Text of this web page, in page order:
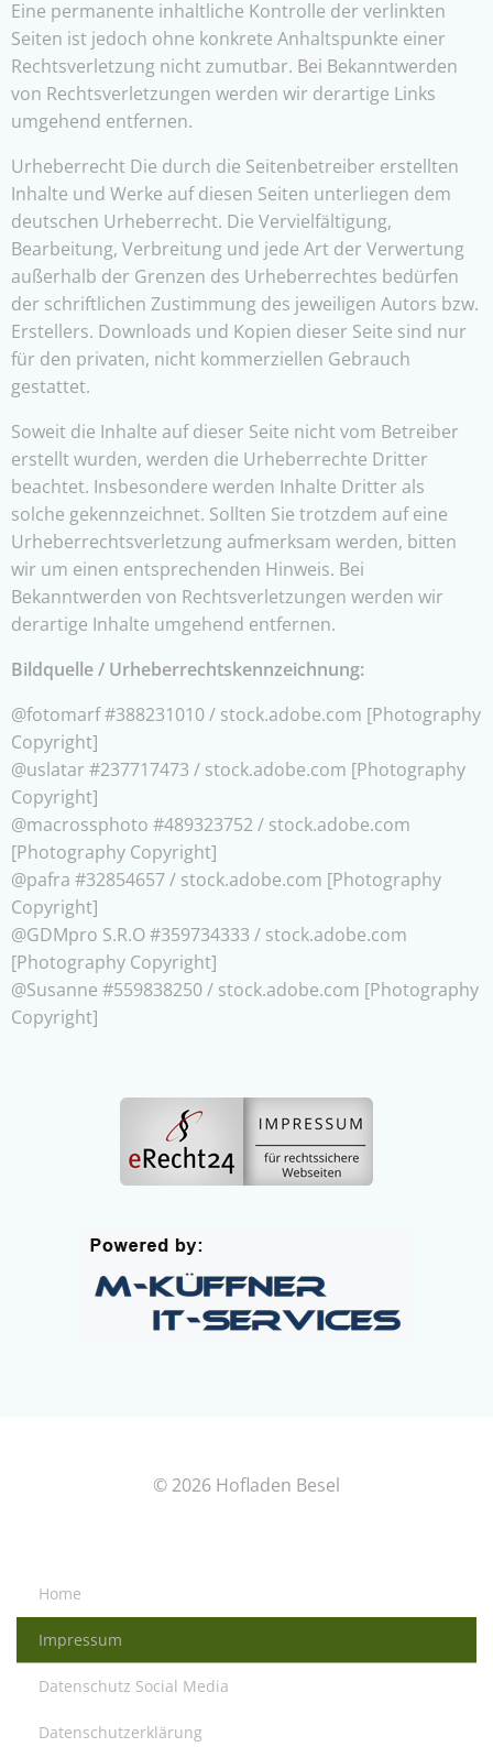
Eine permanente inhaltliche Kontrolle der verlinkten
Seiten ist jedoch ohne konkrete Anhaltspunkte einer
Rechtsverletzung nicht zumutbar. Bei Bekanntwerden
von Rechtsverletzungen werden wir derartige Links
umgehend entfernen.
Urheberrecht Die durch die Seitenbetreiber erstellten
Inhalte und Werke auf diesen Seiten unterliegen dem
deutschen Urheberrecht. Die Vervielfältigung,
Bearbeitung, Verbreitung und jede Art der Verwertung
außerhalb der Grenzen des Urheberrechtes bedürfen
der schriftlichen Zustimmung des jeweiligen Autors bzw.
Erstellers. Downloads und Kopien dieser Seite sind nur
für den privaten, nicht kommerziellen Gebrauch
gestattet.
Soweit die Inhalte auf dieser Seite nicht vom Betreiber
erstellt wurden, werden die Urheberrechte Dritter
beachtet. Insbesondere werden Inhalte Dritter als
solche gekennzeichnet. Sollten Sie trotzdem auf eine
Urheberrechtsverletzung aufmerksam werden, bitten
wir um einen entsprechenden Hinweis. Bei
Bekanntwerden von Rechtsverletzungen werden wir
derartige Inhalte umgehend entfernen.
Bildquelle / Urheberrechtskennzeichnung:
@fotomarf #388231010 / stock.adobe.com [Photography
Copyright]
@uslatar #237717473 / stock.adobe.com [Photography
Copyright]
@macrossphoto #489323752 / stock.adobe.com
[Photography Copyright]
@pafra #32854657 / stock.adobe.com [Photography
Copyright]
@GDMpro S.R.O #359734333 / stock.adobe.com
[Photography Copyright]
@Susanne #559838250 / stock.adobe.com [Photography
Copyright]
© 2026 Hofladen Besel
Home
Impressum
Datenschutz Social Media
Datenschutzerklärung